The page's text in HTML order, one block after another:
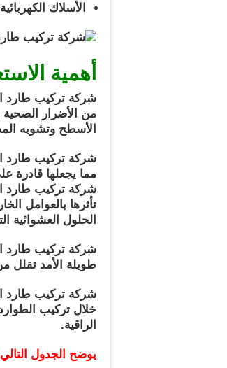
الأسلاك
أهمية
شركة تركيب طارد
من الأضرار الصحية
الأسطح وتشويه
شركة تركيب طارد
مما يجعلها قادرة
شركة تركيب طارد
تأثرها بالعوامل
الحلول العشوائية
شركة تركيب طارد
طويلة الأمد تقلل
شركة تركيب طارد
خلال تركيب
الراقية.
يوضح الجدول